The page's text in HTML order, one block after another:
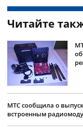
Читайте
МТС сообщила о
встроенным